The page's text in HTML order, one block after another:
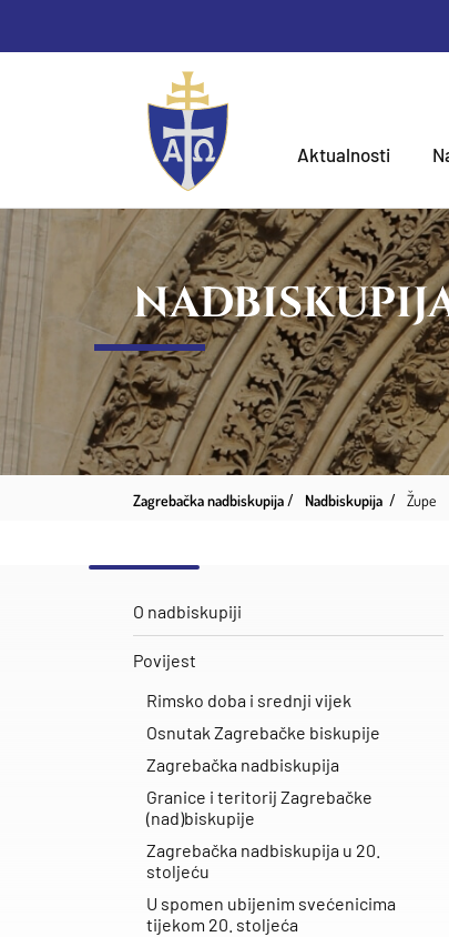
Aktualnosti
Zagrebačka nadbiskupija Nadbiskupija Župe
O nadbiskupiji
Povijest
Rimsko doba i srednji vijek
Osnutak Zagrebačke biskupije
Zagrebačka nadbiskupija
Granice i teritorij Zagrebačke
(nad)biskupije
Zagrebačka nadbiskupija u 20.
stoljeću
U spomen ubijenim svećenicima
tijekom 20. stoljeća